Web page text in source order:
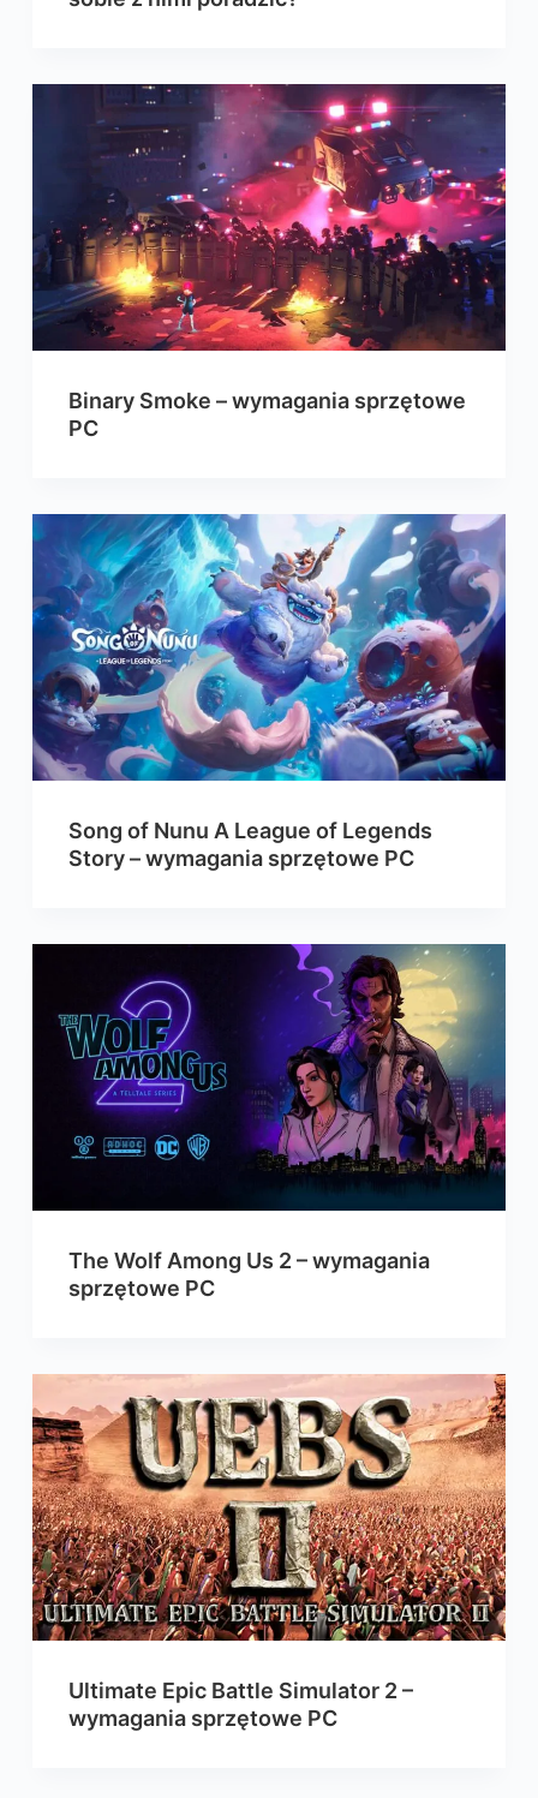
Binary Smoke – wymagania sprzętowe
PC
Song of Nunu A League of Legends
Story – wymagania sprzętowe PC
The Wolf Among Us 2 – wymagania
sprzętowe PC
Ultimate Epic Battle Simulator 2 –
wymagania sprzętowe PC